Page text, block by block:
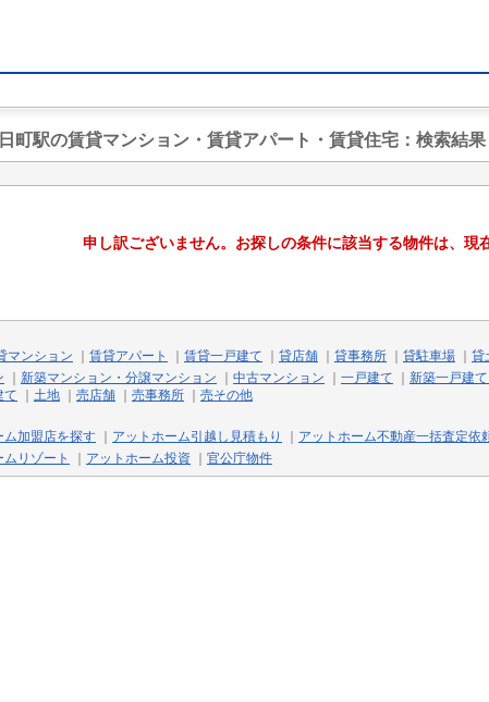
町駅の賃貸マンション・賃貸アパート・賃貸住宅 ：検索結果
申し訳ございません。お探しの条件に該当する物件は、現
マンション 賃貸アパート 賃貸一戸建て 貸店舗 貸事務所 貸駐車場 貸
新築マンション・分譲マンション 中古マンション 一戸建て
新築一戸建
て
土地 売店舗 売事務所
売その他
ム加盟店を探す アットホーム引越し見積もり アットホーム不動産一括査定依
リゾート アットホーム投資 官公庁物件